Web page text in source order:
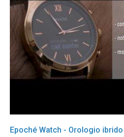
Epoché Watch - Orologio ibrido